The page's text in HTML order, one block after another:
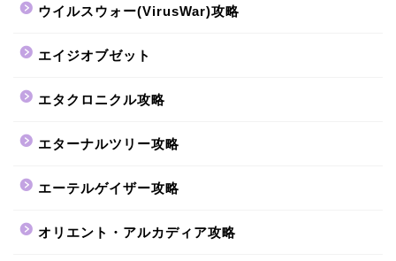
ウイルスウォー(VirusWar)攻略
エイジオブゼット
エタクロニクル攻略
エターナルツリー攻略
エーテルゲイザー攻略
オリエント・アルカディア攻略